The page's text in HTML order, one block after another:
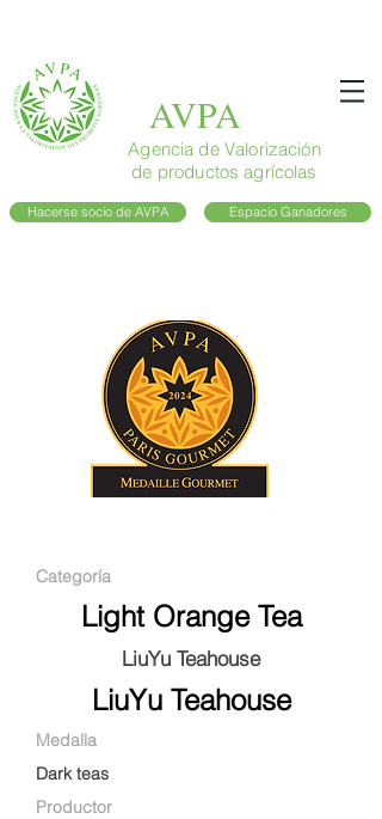
AVPA
Agencia de Valorización
de productos agrícolas
Hacerse socio de AVPA Espacio Ganadores
Categoría
Light Orange Tea
LiuYu Teahouse
LiuYu Teahouse
Medalla
Dark teas
Productor